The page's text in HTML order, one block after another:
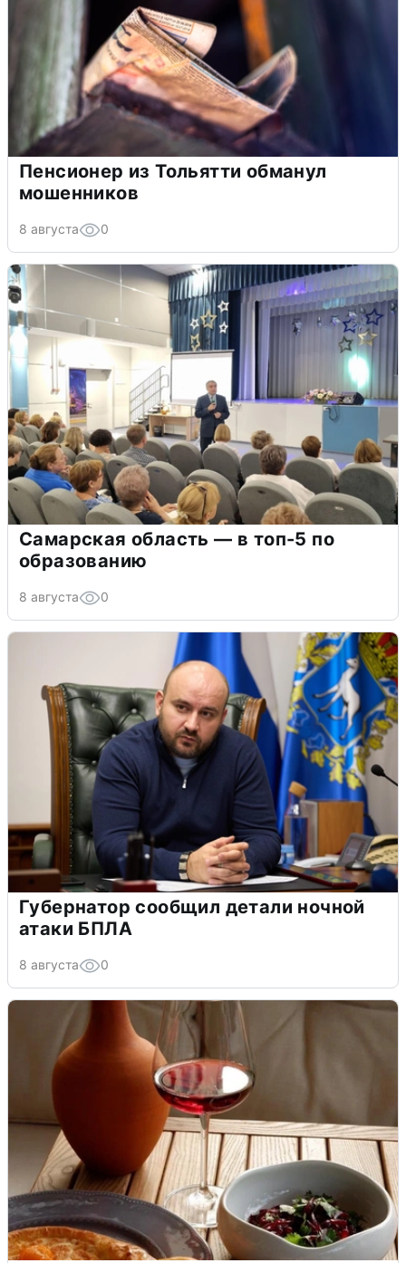
Пенсионер из Тольятти обманул
мошенников
8 августа 0
Самарская область — в топ-5 по
образованию
8 августа 0
Губернатор сообщил детали ночной
атаки БПЛА
8 августа 0